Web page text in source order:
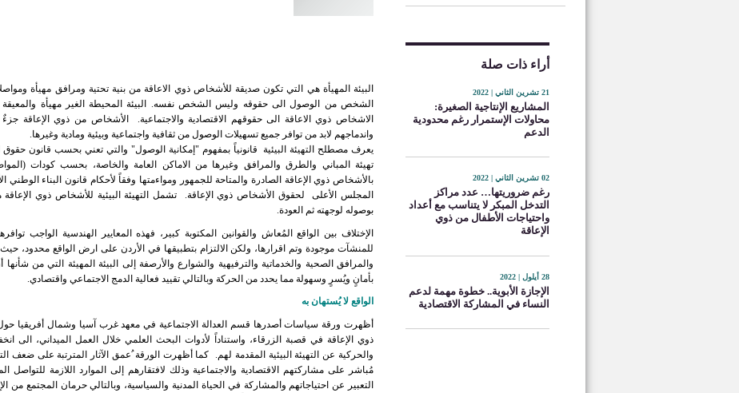
أراء ذات صلة
21 تشرين الثاني | 2022
المشاريع الإنتاجية الصغيرة:
محاولات الإستمرار رغم محدودية
الدعم
02 تشرين الثاني | 2022
رغم ضروريتها… عدد مراكز
التدخل المبكر لا يتناسب مع أعداد
واحتياجات الأطفال من ذوي
الإعاقة
28 أيلول | 2022
الإجازة الأبوية.. خطوة مهمة لدعم
النساء في المشاركة الاقتصادية
البيئة المهيأة هي التي تكون صديقة للأشخاص ذوي الاعاقة من بنية تحتية ومرافق مهيأة
الشخص من الوصول الى حقوقه وليس الشخص نفسه. البيئة المحيطة الغير مهيأة
الاشخاص ذوي الاعاقة الى حقوقهم الاقتصادية والاجتماعية. الأشخاص من ذوي الإعاقة
واندماجهم لابد من توافر جميع تسهيلات الوصول من ثقافية واجتماعية وبيئية ومادية وغيرها.
تھیئة المباني والطرق والمرافق وغیرھا من الاماكن العامة والخاصة، بحسب كودات
بالأشخاص ذوي الإعاقة الصادرة والمتاحة للجمھور ومواءمتھا وفقاً لأحكام قانون البناء الوطني
المجلس الأعلى لحقوق الأشخاص ذوي الإعاقة. تشمل التهيئة البيئية للأشخاص ذوي
بوصوله لوجهته ثم العودة.
الإختلاف بين الواقع المُعاش والقوانين المكتوبة كبير، فهذه المعاییر الھندسیة الواجب
للمنشآت موجودة وتم اقرارها، ولكن الالتزام بتطبيقها في الأردن على ارض الواقع محدود،
والمرافق الصحية والخدماتية والترفيهية والشوارع والأرصفة إلى البيئة المهيئة التي من
بأمانٍ ويُسرٍ وسهولة مما يحدد من الحركة وبالتالي تقييد فعالية الدمج الاجتماعي واقتصادي.
الواقع لا يُستهان به
أظهرت ورقة سياسات أصدرها قسم العدالة الاجتماعية في معهد غرب آسيا وشمال أفريقيا حول
ذوي الإعاقة في قصبة الزرقاء، واستناداً لأدوات البحث العلمي خلال العمل الميداني، الى
والحركیة عن التھیئة البیئیة المقدمة لھم. كما أظهرت الورقة ُعمق الآثار المترتبة على ضعف
مُباشر على مشاركتھم الاقتصادیة والاجتماعیة وذلك لافتقارھم إلى الموارد اللازمة
التعبیر عن احتیاجاتھم والمشاركة في الحیاة المدنیة والسیاسیة، وبالتالي حرمان المجتمع من